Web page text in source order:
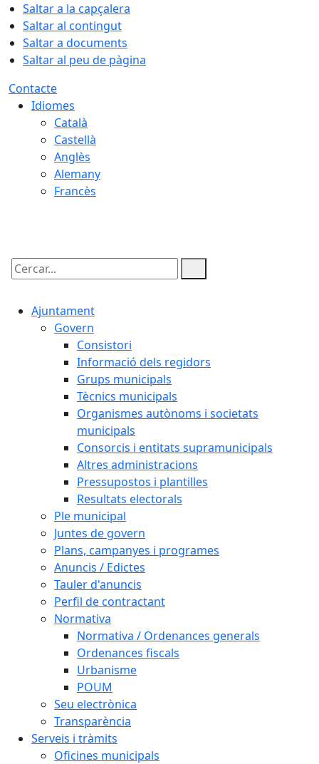
Saltar a la capçalera
Saltar al contingut
Saltar a documents
Saltar al peu de pàgina
Contacte
Idiomes
Català
Castellà
Anglès
Alemany
Francès
Cercar:
Ajuntament
Govern
Consistori
Informació dels regidors
Grups municipals
Tècnics municipals
Organismes autònoms i societats
municipals
Consorcis i entitats supramunicipals
Altres administracions
Pressupostos i plantilles
Resultats electorals
Ple municipal
Juntes de govern
Plans, campanyes i programes
Anuncis / Edictes
Tauler d'anuncis
Perfil de contractant
Normativa
Normativa / Ordenances generals
Ordenances fiscals
Urbanisme
POUM
Seu electrònica
Transparència
Serveis i tràmits
Oficines municipals